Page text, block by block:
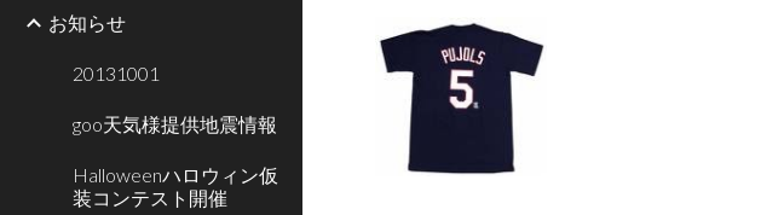
お知らせ
20131001
goo天気様提供地震情報
Halloweenハロウィン仮
装コンテスト開催